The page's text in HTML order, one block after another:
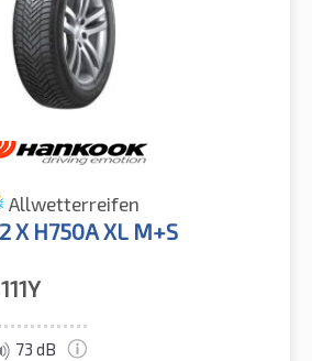
Allwetterreifen
X H750A XL M+S
111Y
73 dB